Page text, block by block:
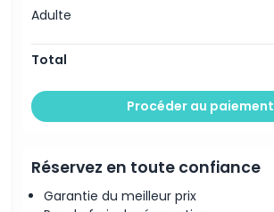
Comment échanger
Politique d'annulation
Adulte
Total
Procéder au paiement
Réservez en toute confiance
Garantie du meilleur prix